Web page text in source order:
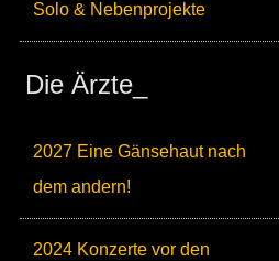
Solo & Nebenprojekte
Die Ärzte_
2027 Eine Gänsehaut nach
dem andern!
2024 Konzerte vor den